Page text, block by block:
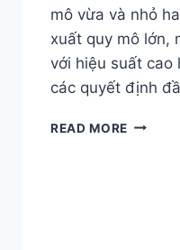
mô vừa và nhỏ
xuất quy mô lớn,
với hiệu suất cao
các quyết định
READ MORE GIÁ